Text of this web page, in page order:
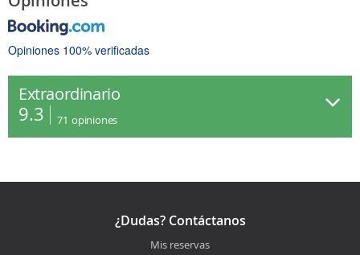
Opiniones 100% verificadas
Extraordinario
9.3 71 opiniones
¿Dudas? Contáctanos
Mis reservas